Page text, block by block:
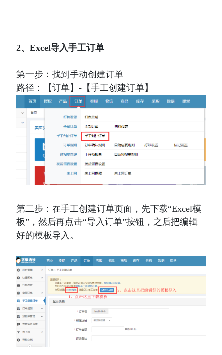
2、 Excel导入手工订单
第一步：找到手动创建订单
路径 ：【订单】-【手工创建订单】
第二步： 在手工创建订单页面，先下载“Excel模
板”，然后再点击“导入订单”按钮，之后把编辑
好的模板导入。